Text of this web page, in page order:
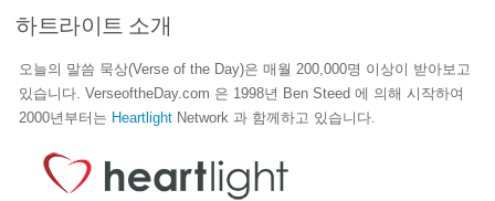
하트라이트 소개
오늘의 말씀 묵상(Verse of the Day)은 매월 200,000명 이상이 받아보고
있습니다. VerseoftheDay.com 은 1998년 Ben Steed 에 의해 시작하여
2000년부터는 Heartlight Network 과 함께하고 있습니다.